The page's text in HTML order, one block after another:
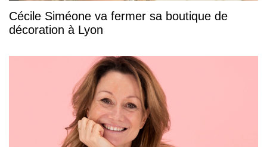
Cécile Siméone va fermer sa boutique de
décoration à Lyon